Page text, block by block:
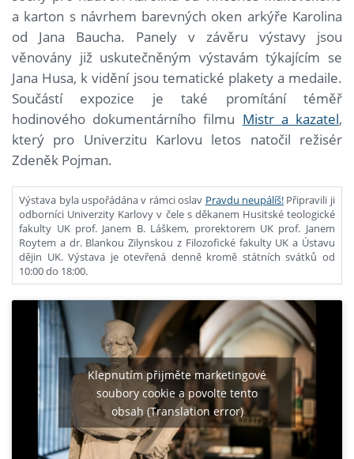
a karton s návrhem barevných oken arkýře Karolina
od Jana Baucha. Panely v závěru výstavy jsou
věnovány již uskutečněným výstavám týkajícím se
Jana Husa, k vidění jsou tematické plakety a medaile.
Součástí expozice je také promítání téměř
hodinového dokumentárního filmu Mistr a kazatel,
který pro Univerzitu Karlovu letos natočil režisér
Zdeněk Pojman.
Výstava byla uspořádána v rámci oslav Pravdu neupálíš! Připravili ji
odborníci Univerzity Karlovy v čele s děkanem Husitské teologické
fakulty UK prof. Janem B. Láškem, prorektorem UK prof. Janem
Roytem a dr. Blankou Zilynskou z Filozofické fakulty UK a Ústavu
dějin UK. Výstava je otevřená denně kromě státních svátků od
10:00 do 18:00.
Klepnutím přijměte marketingové
soubory cookie a povolte tento
obsah (Translation error)